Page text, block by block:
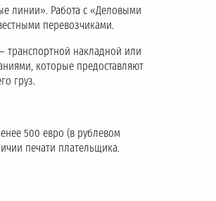
линии». Работа с «Деловыми
перевозчиками.
транспортной накладной или
которые предоставляют
груз.
500 евро (в рублевом
печати плательщика.